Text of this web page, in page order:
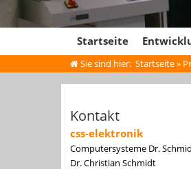
Startseite
Sie sind hier: Startseite»
Kontakt
css-elektronik
Computersysteme Dr.
Dr. Christian Schmidt